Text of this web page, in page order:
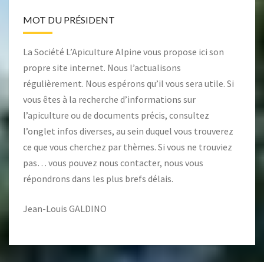
MOT DU PRÉSIDENT
La Société L’Apiculture Alpine vous propose ici son
propre site internet. Nous l’actualisons
régulièrement. Nous espérons qu’il vous sera utile. Si
vous êtes à la recherche d’informations sur
l’apiculture ou de documents précis, consultez
l’onglet infos diverses, au sein duquel vous trouverez
ce que vous cherchez par thèmes. Si vous ne trouviez
pas… vous pouvez nous contacter, nous vous
répondrons dans les plus brefs délais.
Jean-Louis GALDINO